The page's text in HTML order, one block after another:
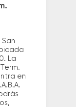
La
en